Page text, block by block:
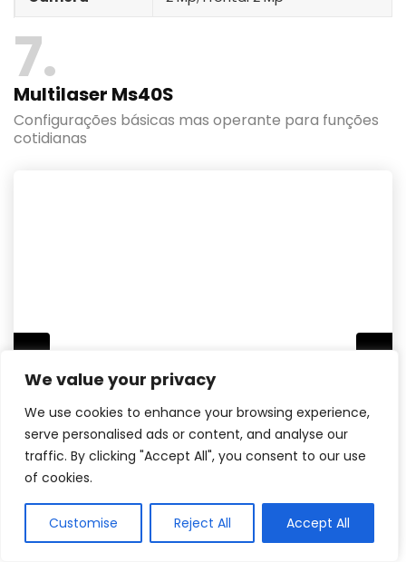
We value your privacy
We use cookies to enhance your browsing experience,
serve personalised ads or content, and analyse our
traffic. By clicking "Accept All", you consent to our use
of cookies.
Customise Reject All Accept All
7
Multilaser Ms40S
Configurações básicas mas operante para funções
cotidianas